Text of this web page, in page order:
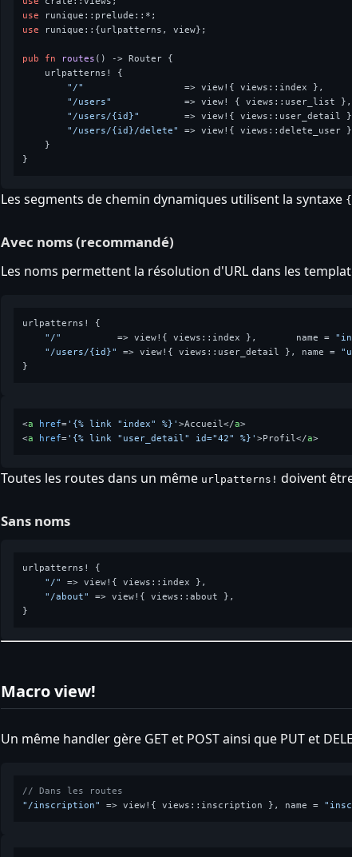
use
use runique::{urlpatterns, view};
pub fn routes () -> Router {
    urlpatterns! {
"/"
=> view!{ views::index },
"/users"
=> view! { views::user_list
"/users/{id}"
=> view!{ views::user_detail
"/users/{id}/delete"
=> view!{ views::delete_user
    }
Les segments de chemin dynamiques utilisent la syntaxe
Avec noms (recommandé)
Les noms permettent la résolution d'URL dans les
urlpatterns! {
"/"
          => view!{ views::index },       name =
"/users/{id}"
=> view!{ views::user_detail }, name =
<a href='{% link "index" %}' >Accueil</a>
<a href='{% link "user_detail" id="42" %}' >Profil</a>
Toutes les routes dans un même urlpatterns! doivent
Sans noms
urlpatterns! {
"/"
=> view!{ views::index },
"/about"
=> view!{ views::about },
Macro view!
Un même handler gère GET et POST ainsi que PUT et
// Dans les routes
"/inscription"
=> view!{ views::inscription }, name =